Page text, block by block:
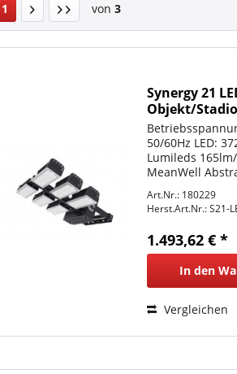
1 von 3
Synergy 21
Objekt/
720W IP66
50/60Hz LED:
Lumileds
MeanWell
einstellbar
neigbar) Auf
Abstrahlwinkel
90°...
Art.Nr.: 180229
Herst.Art.Nr.:S21-
1.493,62 € *
In den
Vergleichen